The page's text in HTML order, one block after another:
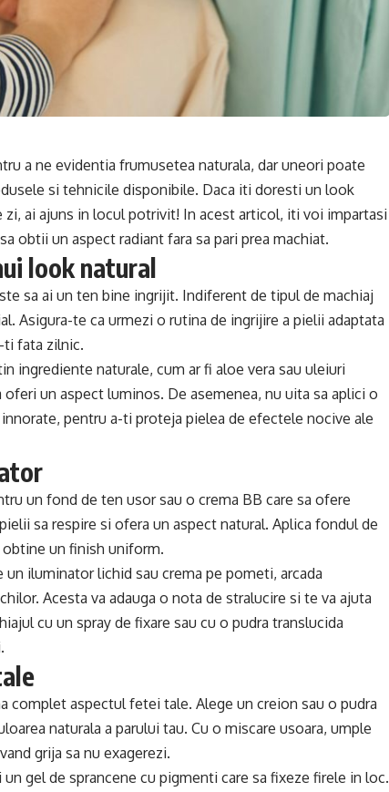
a ne evidentia frumusetea naturala, dar uneori poate
si tehnicile disponibile. Daca iti doresti un look
ai ajuns in locul potrivit! In acest articol, iti voi impartasi
obtii un aspect radiant fara sa pari prea machiat.
look natural
sa ai un ten bine ingrijit. Indiferent de tipul de machiaj
Asigura-te ca urmezi o rutina de ingrijire a pielii adaptata
ti fata zilnic.
ingrediente naturale, cum ar fi aloe vera sau uleiuri
un aspect luminos. De asemenea, nu uita sa aplici o
pentru a-ti proteja pielea de efectele nocive ale
un fond de ten usor sau o crema BB care sa ofere
sa respire si ofera un aspect natural. Aplica fondul de
un finish uniform.
iluminator lichid sau crema pe pometi, arcada
Acesta va adauga o nota de stralucire si te va ajuta
cu un spray de fixare sau cu o pudra translucida
complet aspectul fetei tale. Alege un creion sau o pudra
naturala a parului tau. Cu o miscare usoara, umple
grija sa nu exagerezi.
gel de sprancene cu pigmenti care sa fixeze firele in loc.